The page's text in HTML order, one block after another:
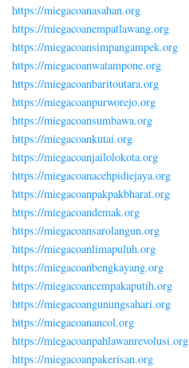
https://miegacoanasahan.org
https://miegacoanempatlawang.org
https://miegacoansimpangampek.org
https://miegacoanwatampone.org
https://miegacoanbaritoutara.org
https://miegacoanpurworejo.org
https://miegacoansumbawa.org
https://miegacoankutai.org
https://miegacoanjailolokota.org
https://miegacoanacehpidiejaya.org
https://miegacoanpakpakbharat.org
https://miegacoandemak.org
https://miegacoansarolangun.org
https://miegacoanlimapuluh.org
https://miegacoanbengkayang.org
https://miegacoancempakaputih.org
https://miegacoangunungsahari.org
https://miegacoanancol.org
https://miegacoanpahlawanrevolusi.org
https://miegacoanpakerisan.org